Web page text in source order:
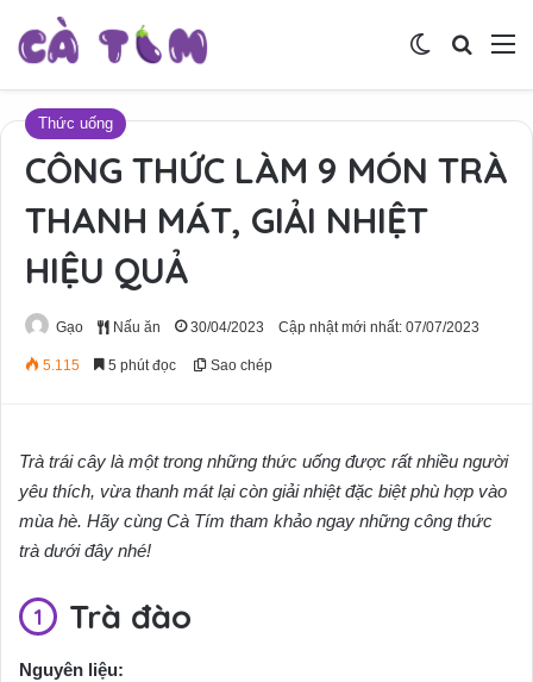
Tìm
Switch skin
Thức uống
CÔNG THỨC LÀM 9 MÓN TRÀ
THANH MÁT, GIẢI NHIỆT
HIỆU QUẢ
Gạo Nấu ăn 30/04/2023 Cập nhật mới nhất: 07/07/2023
5.115 5 phút đọc Sao chép
Trà trái cây là một trong những thức uống được rất nhiều người
yêu thích, vừa thanh mát lại còn giải nhiệt đặc biệt phù hợp vào
mùa hè. Hãy cùng Cà Tím tham khảo ngay những công thức
trà dưới đây nhé!
Trà đào
Nguyên liệu: